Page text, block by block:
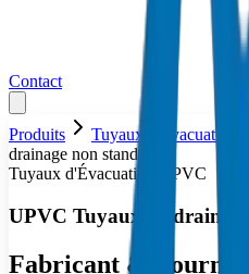
Contact
Produits Tuyaux d'Évacuation
drainage non standards
Tuyaux d'Évacuation UPVC
UPVC Tuyaux de
Fabricant &